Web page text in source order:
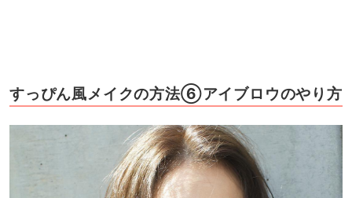
すっぴん風メイクの方法⑥アイブロウのやり方